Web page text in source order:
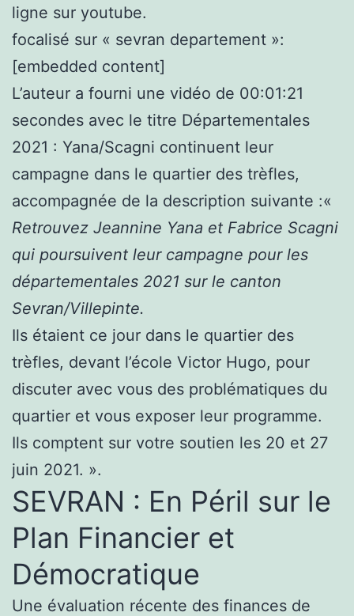
ligne sur youtube.
focalisé sur « sevran departement »:
[embedded content]
L’auteur a fourni une vidéo de 00:01:21
secondes avec le titre Départementales
2021 : Yana/Scagni continuent leur
campagne dans le quartier des trèfles,
accompagnée de la description suivante :«
Retrouvez Jeannine Yana et Fabrice Scagni
qui poursuivent leur campagne pour les
départementales 2021 sur le canton
Sevran/Villepinte.
Ils étaient ce jour dans le quartier des
trèfles, devant l’école Victor Hugo, pour
discuter avec vous des problématiques du
quartier et vous exposer leur programme.
Ils comptent sur votre soutien les 20 et 27
juin 2021. ».
SEVRAN : En Péril sur le
Plan Financier et
Démocratique
Une évaluation récente des finances de